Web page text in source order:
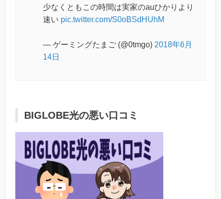
少なくともこの時間は実家のauひかりより
速い pic.twitter.com/S0oBSdHUhM
— ゲーミングたまご (@0tmgo) 2018年6月
14日
BIGLOBE光の悪い口コミ